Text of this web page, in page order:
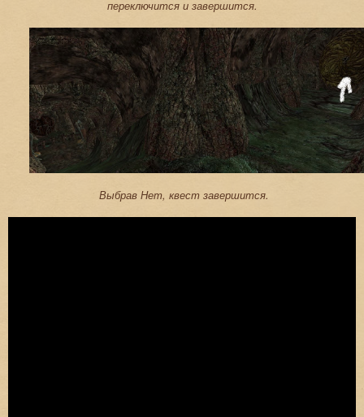
переключится и завершится.
Выбрав Нет, квест завершится.